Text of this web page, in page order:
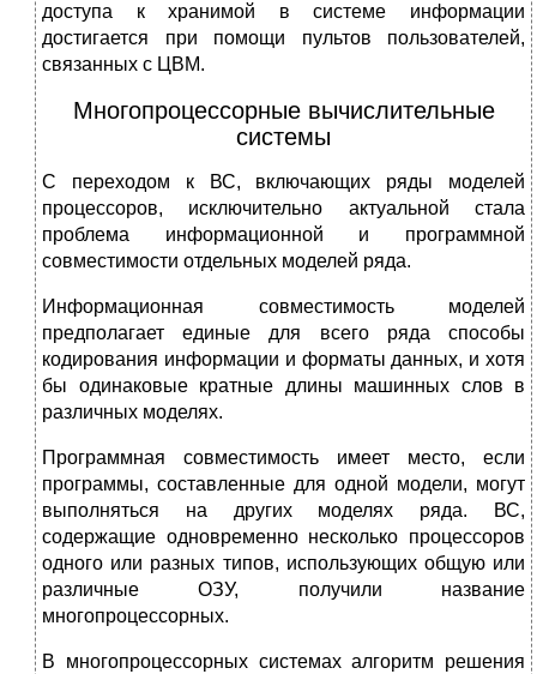
доступа к хранимой в системе информации
достигается при помощи пультов пользователей,
связанных с ЦВМ.
Многопроцессорные вычислительные
системы
С переходом к ВС, включающих ряды моделей
процессоров, исключительно актуальной стала
проблема информационной и программной
совместимости отдельных моделей ряда.
Информационная совместимость моделей
предполагает единые для всего ряда способы
кодирования информации и форматы данных, и хотя
бы одинаковые кратные длины машинных слов в
различных моделях.
Программная совместимость имеет место, если
программы, составленные для одной модели, могут
выполняться на других моделях ряда. ВС,
содержащие одновременно несколько процессоров
одного или разных типов, использующих общую или
различные ОЗУ, получили название
многопроцессорных.
В многопроцессорных системах алгоритм решения